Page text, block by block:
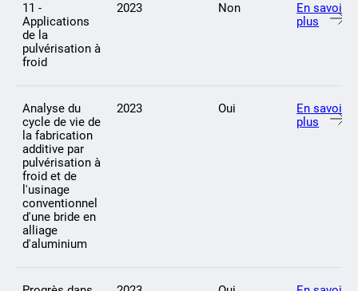
11 -
Applications
de la
pulvérisation à
froid
2023 Non
En savoir
plus
Analyse du
cycle de vie de
la fabrication
additive par
pulvérisation à
froid et de
l'usinage
conventionnel
d'une bride en
alliage
d'aluminium
2023 Oui
En savoir
plus